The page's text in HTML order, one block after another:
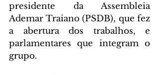
presidente da Assembleia
Ademar Traiano (PSDB), que fez
a abertura dos trabalhos, e
parlamentares que integram o
grupo.